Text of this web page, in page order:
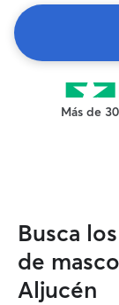
Más de
Busca
de
Aljucén